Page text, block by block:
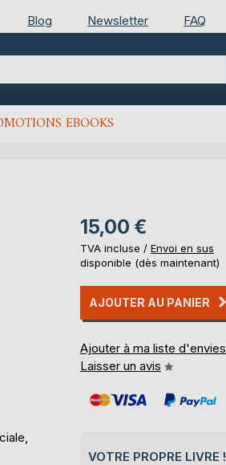
Blog Newsletter FAQ
EBOOKS
15,00 €
TVA incluse / Envoi en sus
disponible (dès maintenant)
AJOUTER AU PANIER
Ajouter à ma liste d'envies
Laisser un avis
VOTRE PROPRE LIVRE !